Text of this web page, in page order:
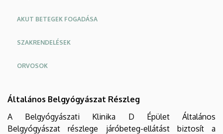
AKUT BETEGEK FOGADÁSA
SZAKRENDELÉSEK
ORVOSOK
Oldalmenu
KEK
Angol
Oldalmenü
KEK
Német
Általános Belgyógyászat Részleg
A Belgyógyászati Klinika D Épület Általános
Belgyógyászat részlege járóbeteg-ellátást biztosít a